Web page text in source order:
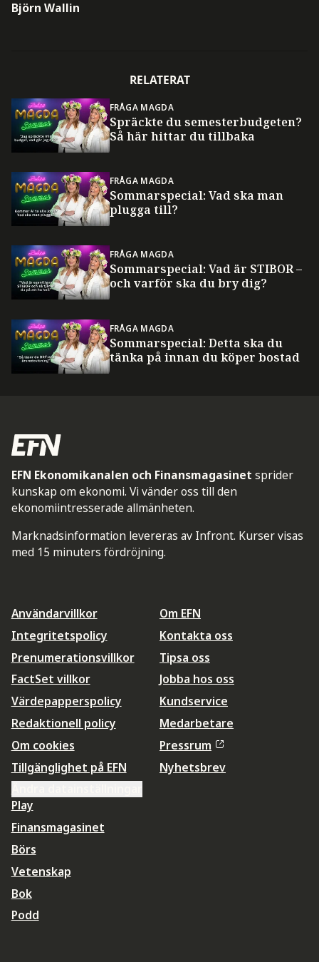
Björn Wallin
RELATERAT
FRÅGA MAGDA
Spräckte du semesterbudgeten?
Så här hittar du tillbaka
FRÅGA MAGDA
Sommarspecial: Vad ska man
plugga till?
FRÅGA MAGDA
Sommarspecial: Vad är STIBOR –
och varför ska du bry dig?
FRÅGA MAGDA
Sommarspecial: Detta ska du
tänka på innan du köper bostad
EFN Ekonomikanalen och Finansmagasinet sprider
kunskap om ekonomi. Vi vänder oss till den
ekonomiintresserade allmänheten.
Marknadsinformation levereras av Infront. Kurser visas
med 15 minuters fördröjning.
Användarvillkor
Integritetspolicy
Prenumerationsvillkor
FactSet villkor
Värdepapperspolicy
Redaktionell policy
Om cookies
Tillgänglighet på EFN
Om EFN
Kontakta oss
Tipsa oss
Jobba hos oss
Kundservice
Medarbetare
Pressrum
Nyhetsbrev
Play
Finansmagasinet
Börs
Vetenskap
Bok
Podd